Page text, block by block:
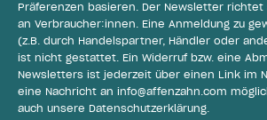
Präferenzen basieren. Der Newsletter richtet
an Verbraucher:innen. Eine Anmeldung zu
(z.B. durch Handelspartner, Händler oder
ist nicht gestattet. Ein Widerruf bzw. eine
Newsletters ist jederzeit über einen Link im
eine Nachricht an info@affenzahn.com
auch unsere Datenschutzerklärung.